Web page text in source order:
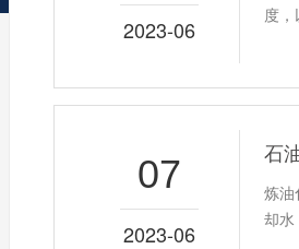
2023-06
度，
07
2023-06
石
炼油
却水